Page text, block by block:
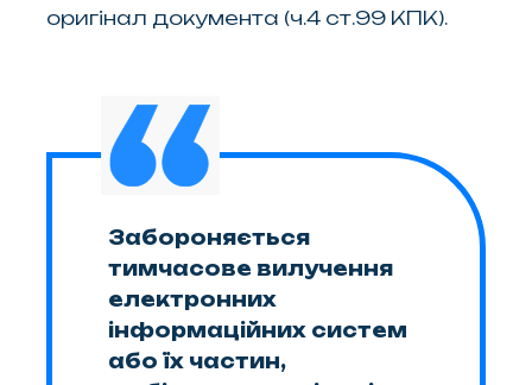
оригінал документа (ч.4 ст.99 КПК).
Забороняється
тимчасове вилучення
електронних
інформаційних систем
або їх частин,